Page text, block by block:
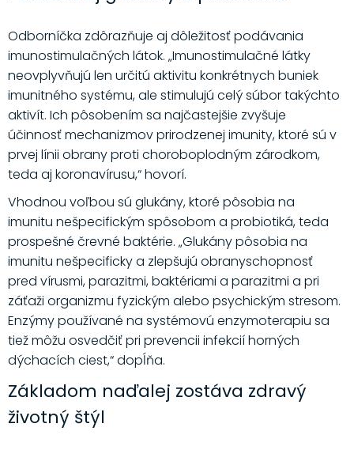
Odborníčka zdôrazňuje aj dôležitosť podávania
imunostimulačných látok. „Imunostimulačné látky
neovplyvňujú len určitú aktivitu konkrétnych buniek
imunitného systému, ale stimulujú celý súbor takýchto
aktivít. Ich pôsobením sa najčastejšie zvyšuje
účinnosť mechanizmov prirodzenej imunity, ktoré sú v
prvej línii obrany proti choroboplodným zárodkom,
teda aj koronavírusu,“ hovorí.
Vhodnou voľbou sú glukány, ktoré pôsobia na
imunitu nešpecifickým spôsobom a probiotiká, teda
prospešné črevné baktérie. „Glukány pôsobia na
imunitu nešpecificky a zlepšujú obranyschopnosť
pred vírusmi, parazitmi, baktériami a parazitmi a pri
záťaži organizmu fyzickým alebo psychickým stresom.
Enzýmy používané na systémovú enzymoterapiu sa
tiež môžu osvedčiť pri prevencii infekcií horných
dýchacích ciest,“ dopĺňa.
Základom naďalej zostáva zdravý
životný štýl